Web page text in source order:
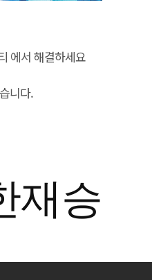
에서 해결하세요
니다.
재승